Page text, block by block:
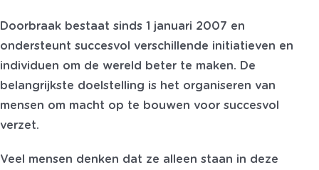
Doorbraak bestaat sinds 1 januari 2007 en
ondersteunt succesvol verschillende initiatieven en
individuen om de wereld beter te maken. De
belangrijkste doelstelling is het organiseren van
mensen om macht op te bouwen voor succesvol
verzet.
Veel mensen denken dat ze alleen staan in deze